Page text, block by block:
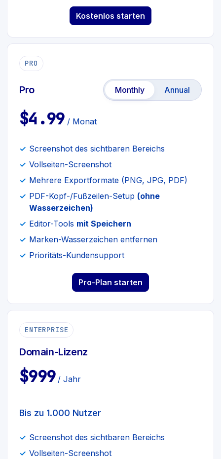
Kostenlos starten
PRO
Pro Monthly Annual
$4.99 / Monat
Screenshot des sichtbaren Bereichs
Vollseiten-Screenshot
Mehrere Exportformate (PNG, JPG, PDF)
PDF-Kopf-/Fußzeilen-Setup (ohne
Wasserzeichen)
Editor-Tools mit Speichern
Marken-Wasserzeichen entfernen
Prioritäts-Kundensupport
Pro-Plan starten
ENTERPRISE
Domain-Lizenz
$999 / Jahr
Bis zu 1.000 Nutzer
Screenshot des sichtbaren Bereichs
Vollseiten-Screenshot